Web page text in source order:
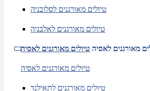
טיולים מאורגנים לסלובניה
טיולים מאורגנים לאלבניה
מאורגנים לאסיה טיולים מאורגנים לאסיה
טיולים מאורגנים לאסיה
טיולים מאורגנים לתאילנד